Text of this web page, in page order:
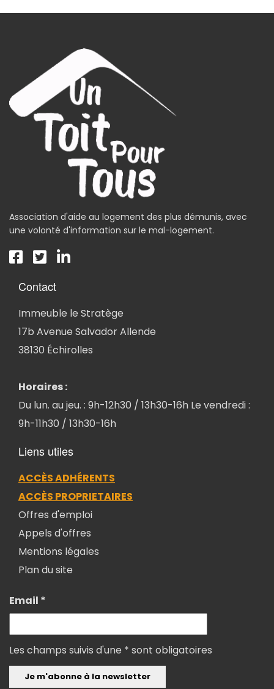
Association d'aide au logement des plus démunis, avec
une volonté d'information sur le mal-logement.
Contact
Immeuble le Stratège
17b Avenue Salvador Allende
38130 Échirolles
Horaires :
Du lun. au jeu. : 9h-12h30 / 13h30-16h Le vendredi :
9h-11h30 / 13h30-16h
Liens utiles
ACCÈS ADHÉRENTS
ACCÈS PROPRIETAIRES
Offres d'emploi
Appels d'offres
Mentions légales
Plan du site
Email *
Les champs suivis d'une * sont obligatoires